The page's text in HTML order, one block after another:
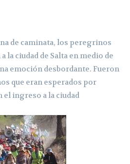
de caminata, los peregrinos
la ciudad de Salta en medio de
emoción desbordante. Fueron
que eran esperados por
el ingreso a la ciudad